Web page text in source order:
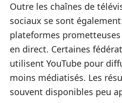
Outre les chaînes de
sociaux se sont
plateformes
en direct. Certaines
utilisent YouTube pour
moins médiatisés. Les
souvent disponibles peu